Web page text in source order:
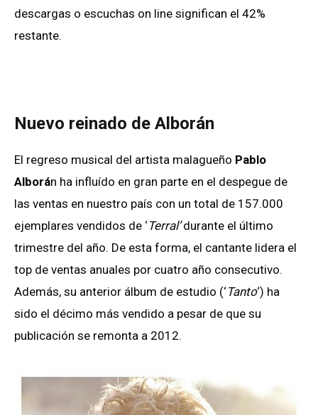
descargas o escuchas on line significan el 42%
restante.
Nuevo reinado de Alborán
El regreso musical del artista malagueño Pablo
Alborán ha influído en gran parte en el despegue de
las ventas en nuestro país con un total de 157.000
ejemplares vendidos de ‘Terral’durante el último
trimestre del año. De esta forma, el cantante lidera el
top de ventas anuales por cuatro año consecutivo.
Además, su anterior álbum de estudio (‘Tanto‘) ha
sido el décimo más vendido a pesar de que su
publicación se remonta a 2012.